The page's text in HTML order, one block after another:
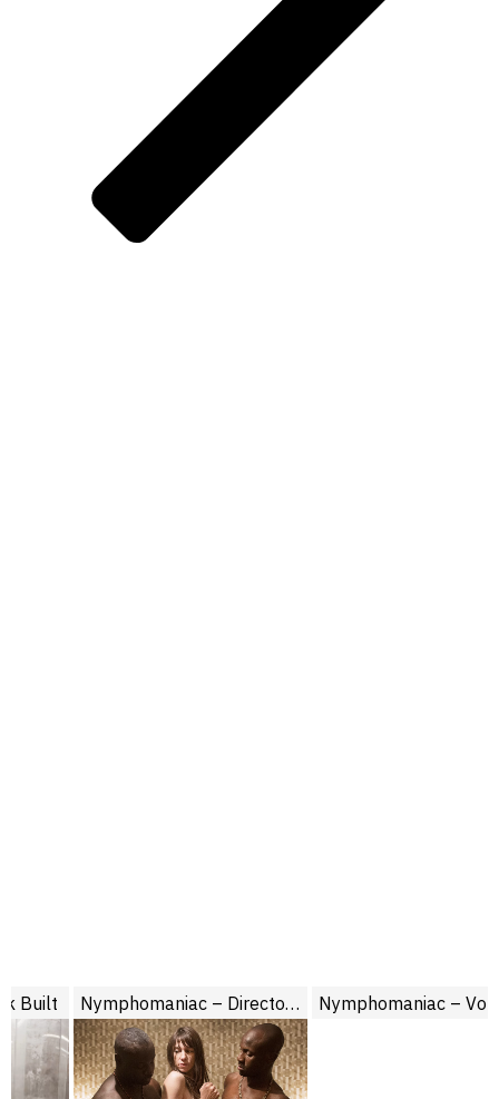
Nymphomaniac – Director’s Cut Nymphomaniac – Volume 2